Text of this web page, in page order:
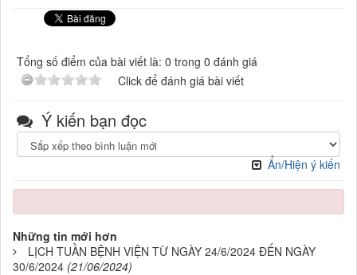
Tổng số điểm của bài viết là: 0 trong 0 đánh giá
Click để đánh giá bài viết
Ý kiến bạn đọc
Ẩn/Hiện ý kiến
Những tin mới hơn
LỊCH TUẦN BỆNH VIỆN TỪ NGÀY 24/6/2024 ĐẾN NGÀY
30/6/2024 (21/06/2024)